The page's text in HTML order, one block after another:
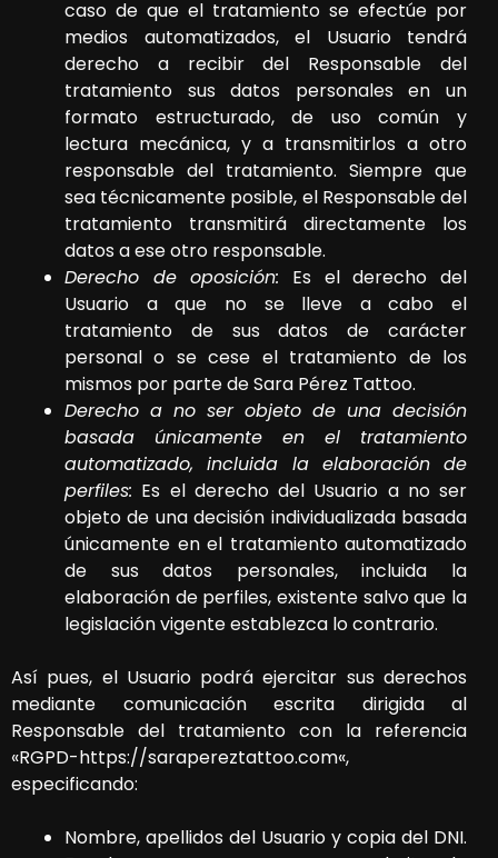
caso de que el tratamiento se efectúe por
medios automatizados, el Usuario tendrá
derecho a recibir del Responsable del
tratamiento sus datos personales en un
formato estructurado, de uso común y
lectura mecánica, y a transmitirlos a otro
responsable del tratamiento. Siempre que
sea técnicamente posible, el Responsable del
tratamiento transmitirá directamente los
datos a ese otro responsable.
Derecho de oposición: Es el derecho del
Usuario a que no se lleve a cabo el
tratamiento de sus datos de carácter
personal o se cese el tratamiento de los
mismos por parte deSara Pérez Tattoo.
Derecho a no ser objeto de una decisión
basada únicamente en el tratamiento
automatizado, incluida la elaboración de
perfiles: Es el derecho del Usuario a no ser
objeto de una decisión individualizada basada
únicamente en el tratamiento automatizado
de sus datos personales, incluida la
elaboración de perfiles, existente salvo que la
legislación vigente establezca lo contrario.
Así pues, el Usuario podrá ejercitar sus derechos
mediante comunicación escrita dirigida al
Responsable del tratamiento con la referencia
«RGPD-https://sarapereztattoo.com«,
especificando:
Nombre, apellidos del Usuario y copia del DNI.